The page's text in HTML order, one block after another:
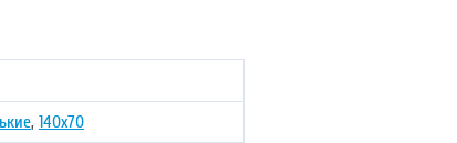
, 140х70